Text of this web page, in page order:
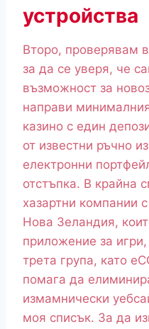
устройства
Второ, проверявам
за да се уверя, че
възможност за
направи
казино с един
от известни ръчно
електронни
отстъпка. В крайна
хазартни компании
Нова Зеландия,
приложение за
трета група, като
помага да
измамнически
моя списък. За да